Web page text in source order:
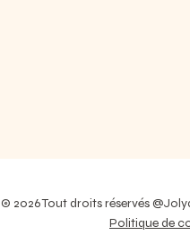
© 2026 Tout droits réservés
Politique de